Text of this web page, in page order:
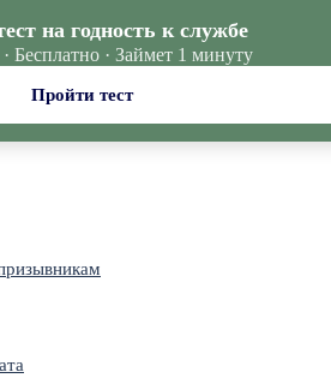
на годность к службе
Бесплатно · Займет 1 минуту
Пройти тест